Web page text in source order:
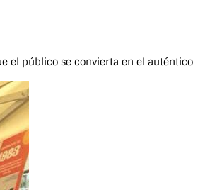
el público se convierta en el auténtico